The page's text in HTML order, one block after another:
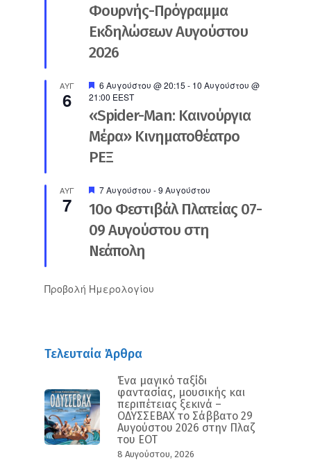
Φουρνής-Πρόγραμμα
Εκδηλώσεων Αυγούστου
2026
ΑΥΓ
6
Προτεινόμενο
6 Αυγούστου @ 20:15 - 10 Αυγούστου @
21:00 EEST
«Spider-Man: Καινούργια
Μέρα» Κινηματοθέατρο
ΡΕΞ
ΑΥΓ
7
Προτεινόμενο
7 Αυγούστου -9 Αυγούστου
10ο Φεστιβάλ Πλατείας 07-
09 Αυγούστου στη
Νεάπολη
Προβολή Ημερολογίου
Τελευταία Άρθρα
Ένα μαγικό ταξίδι
φαντασίας, μουσικής και
περιπέτειας ξεκινά –
ΟΔΥΣΣΕΒΑΧ το Σάββατο 29
Αυγούστου 2026 στην Πλαζ
του ΕΟΤ
8 Αυγούστου, 2026